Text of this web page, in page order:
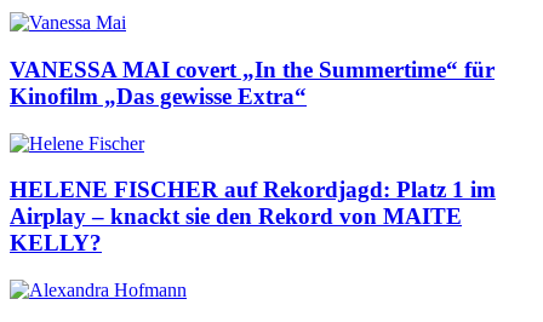
VANESSA MAI covert „In the Summertime“ für
Kinofilm „Das gewisse Extra“
HELENE FISCHER auf Rekordjagd: Platz 1 im
Airplay – knackt sie den Rekord von MAITE
KELLY?